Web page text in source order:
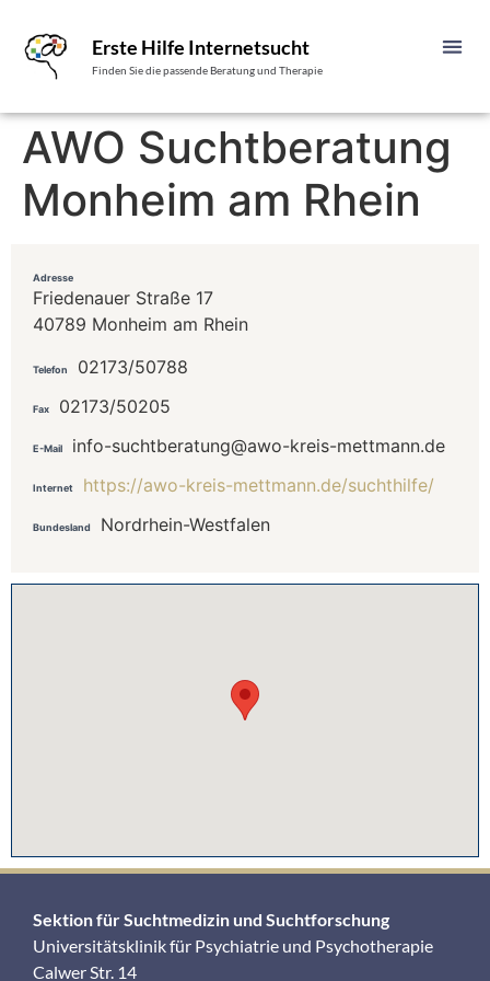
Erste Hilfe Internetsucht
Finden Sie die passende Beratung und Therapie
AWO Suchtberatung
Monheim am Rhein
Adresse
Friedenauer Straße 17
40789 Monheim am Rhein
Telefon 02173/50788
Fax 02173/50205
E-Mail info-suchtberatung@awo-kreis-mettmann.de
Internet https://awo-kreis-mettmann.de/suchthilfe/
Bundesland Nordrhein-Westfalen
Sektion für Suchtmedizin und Suchtforschung
Universitätsklinik für Psychiatrie und Psychotherapie
Calwer Str. 14